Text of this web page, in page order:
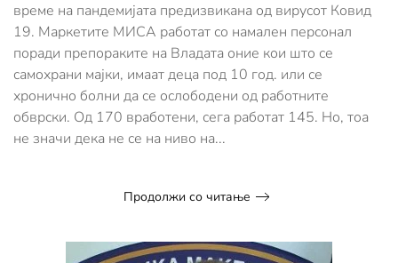
полна
пареа
време на пандемијата предизвикана од вирусот Ковид
19. Маркетите МИСА работат со намален персонал
поради препораките на Владата оние кои што се
самохрани мајки, имаат деца под 10 год. или се
хронично болни да се ослободени од работните
обврски. Од 170 вработени, сега работат 145. Но, тоа
не значи дека не се на ниво на...
Продолжи со читање